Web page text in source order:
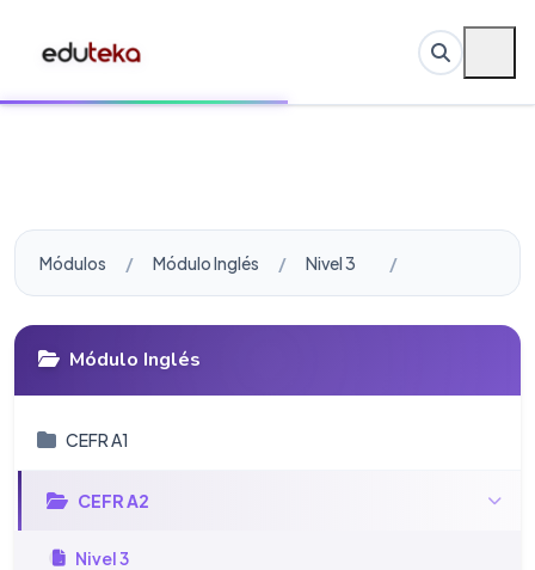
Módulos Módulo Inglés Nivel 3
Módulo Inglés
CEFR A1
CEFR A2
Nivel 3